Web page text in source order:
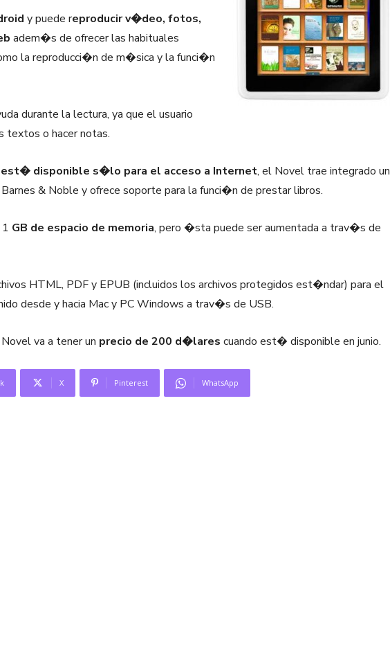
y puede reproducir v�deo, fotos,
adem�s de ofrecer las habituales
la reproducci�n de m�sica y la funci�n
durante la lectura, ya que el usuario
textos o hacer notas.
est� disponible s�lo para el acceso a Internet, el Novel trae integrado un
& Noble y ofrece soporte para la funci�n de prestar libros.
GB de espacio de memoria, pero �sta puede ser aumentada a trav�s de
HTML, PDF y EPUB (incluidos los archivos protegidos est�ndar) para el
desde y hacia Mac y PC Windows a trav�s de USB.
va a tener un precio de 200 d�lares cuando est� disponible en junio.
X Pinterest WhatsApp